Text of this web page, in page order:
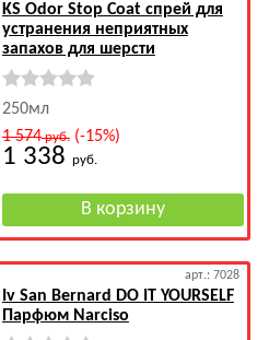
KS Odor Stop Coat спрей для
устранения неприятных
запахов для шерсти
250мл
1 574руб.(-15%)
1 338 руб.
арт.: 7028
Iv San Bernard DO IT YOURSELF
Парфюм Narciso